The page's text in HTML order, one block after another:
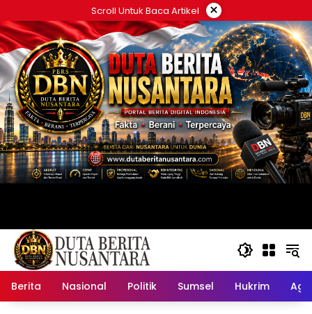
ke
konten
Scroll Untuk Baca Artikel ×
Berita Nasional Politik Sumsel Hukrim